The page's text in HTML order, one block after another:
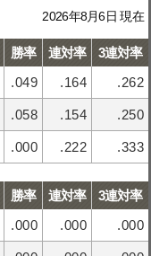
2026年8月6日 現在
勝率 連対率
3連対率
.049 .164 .262
.058 .154 .250
.000 .222 .333
勝率 連対率
3連対率
.000 .000 .000